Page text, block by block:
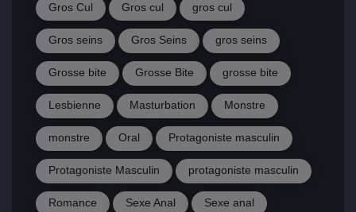
Gros Cul Gros cul gros cul
Gros seins Gros Seins gros seins
Grosse bite Grosse Bite grosse bite
Lesbienne Masturbation Monstre
monstre Oral Protagoniste masculin
Protagoniste Masculin protagoniste masculin
Romance Sexe Anal Sexe anal